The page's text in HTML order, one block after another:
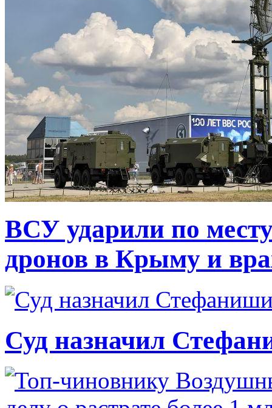
ВСУ ударили по
дронов в Крыму и
Суд назначил